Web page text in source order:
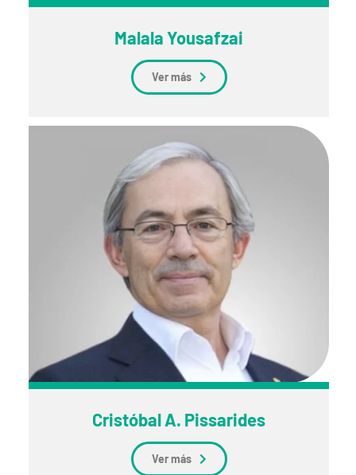
Malala Yousafzai
Ver más
Cristóbal A. Pissarides
Ver más